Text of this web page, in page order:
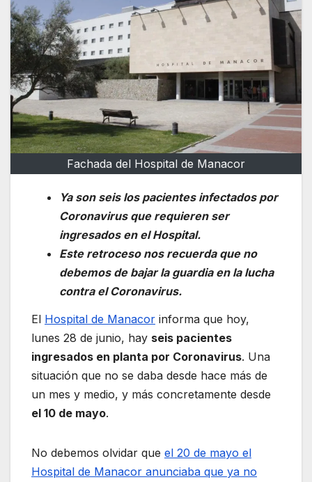
Fachada del Hospital de Manacor
Ya son seis los pacientes infectados por
Coronavirus que requieren ser
ingresados en el Hospital.
Este retroceso nos recuerda que no
debemos de bajar la guardia en la lucha
contra el Coronavirus.
El Hospital de Manacor informa que hoy,
lunes 28 de junio, hay seis pacientes
ingresados en planta por Coronavirus. Una
situación que no se daba desde hace más de
un mes y medio, y más concretamente desde
el 10 de mayo.
No debemos olvidar que el 20 de mayo el
Hospital de Manacor anunciaba que ya no